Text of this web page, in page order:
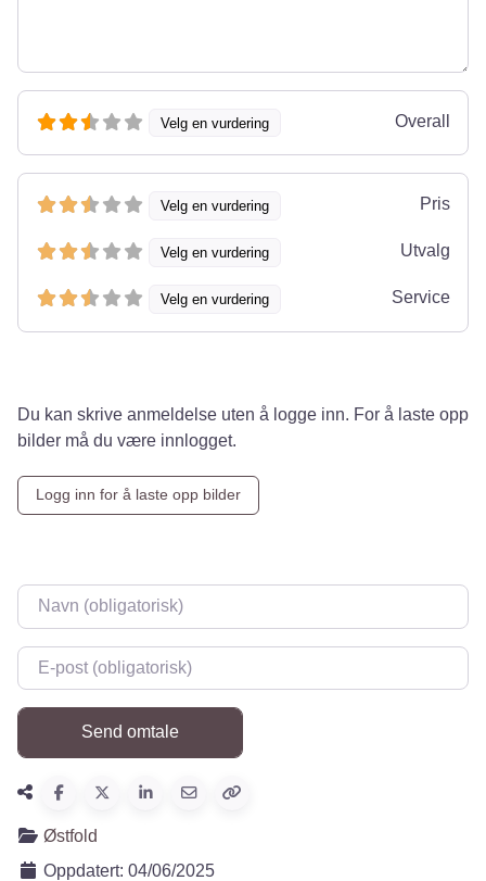
Velg en vurdering Overall
Velg en vurdering Pris
Velg en vurdering Utvalg
Velg en vurdering Service
Du kan skrive anmeldelse uten å logge inn. For å laste opp
bilder må du være innlogget.
Logg inn for å laste opp bilder
Navn
E-post
Østfold
Oppdatert: 04/06/2025